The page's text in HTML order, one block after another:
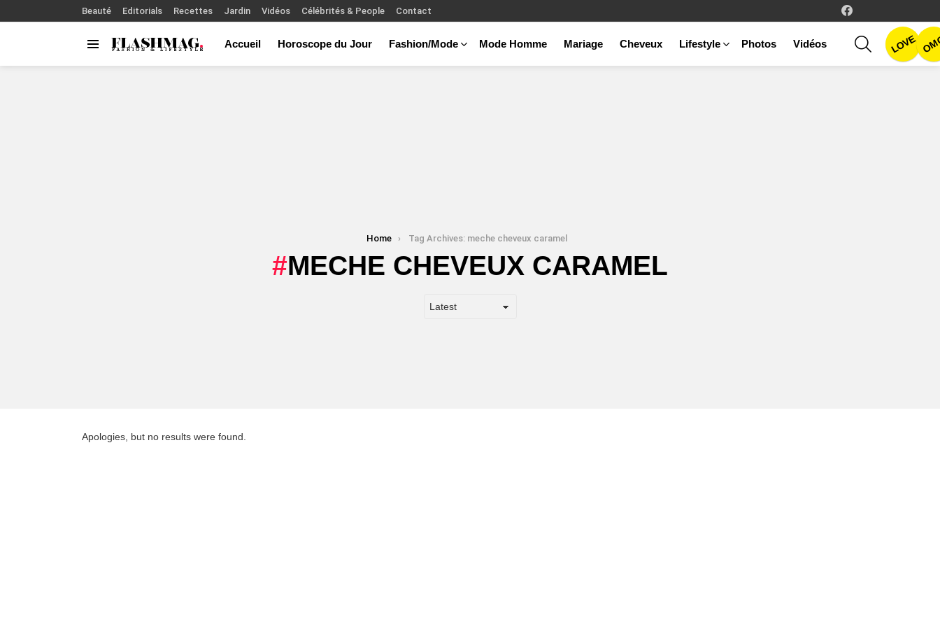
Beauté Editorials Recettes Jardin Vidéos Célébrités & People Contact
Accueil Horoscope du Jour Fashion/Mode Mode Homme Mariage Cheveux Lifestyle Photos Vidéos
SEARCHLOVE
Home Tag Archives: meche cheveux caramel
MECHE CHEVEUX CARAMEL
Apologies, but no results were found.